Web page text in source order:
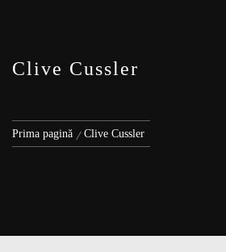
Clive Cussler
Prima pagină Clive Cussler